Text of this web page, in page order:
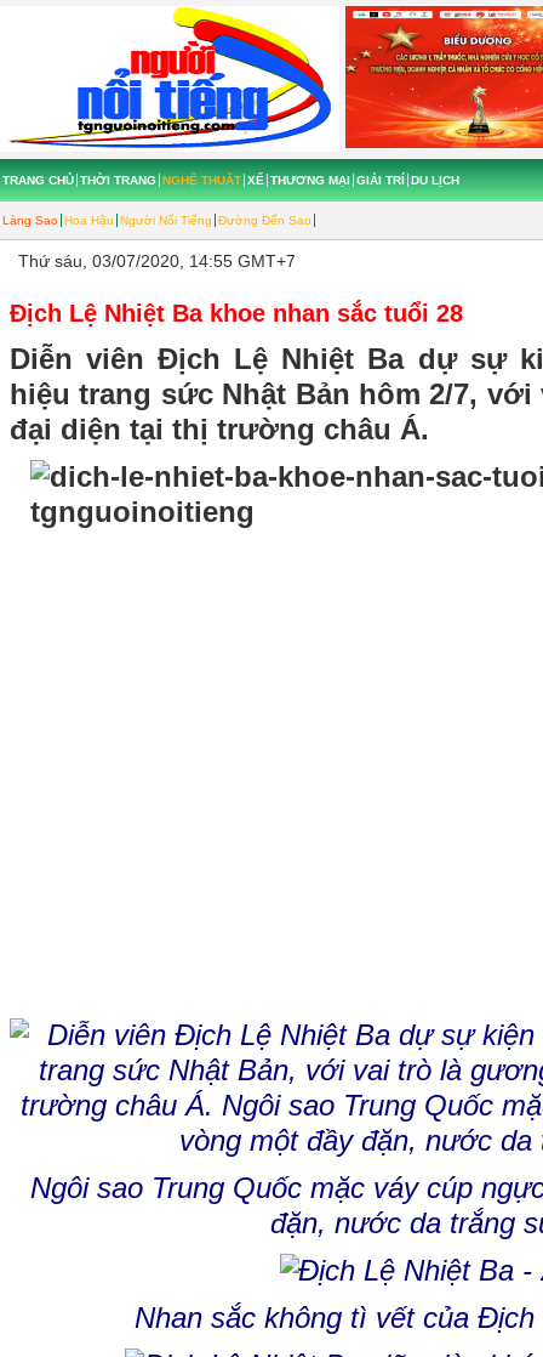
TRANG CHỦ THỜI TRANG NGHỆ THUẬT
Làng Sao Hoa Hậu Người Nổi Tiếng Đường Đến Sao
XẾ THƯƠNG MẠI GIẢI TRÍ DU LỊCH
Thứ sáu, 03/07/2020, 14:55 GMT+7
Địch Lệ Nhiệt Ba khoe nhan sắc tuổi 28
Diễn viên Địch Lệ Nhiệt Ba dự sự
hiệu trang sức Nhật Bản hôm 2/7,
đại diện tại thị trường châu Á.
Ngôi sao Trung Quốc mặc váy cúp
đặn, nước da trắng
Nhan sắc không tì vết của Địch